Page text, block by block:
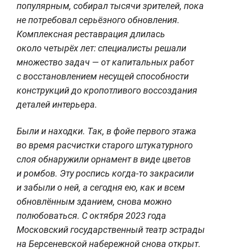
популярным, собирал тысячи зрителей, пока
не потребовал серьёзного обновления.
Комплексная реставрация длилась
около четырёх лет: специалисты решали
множество задач — от капитальных работ
с восстановлением несущей способности
конструкций до кропотливого воссоздания
деталей интерьера.
Были и находки. Так, в фойе первого этажа
во время расчистки старого штукатурного
слоя обнаружили орнамент в виде цветов
и ромбов. Эту роспись когда-то закрасили
и забыли о ней, а сегодня ею, как и всем
обновлённым зданием, снова можно
полюбоваться. С октября 2023 года
Московский государственный театр эстрады
на Берсеневской набережной снова открыт.